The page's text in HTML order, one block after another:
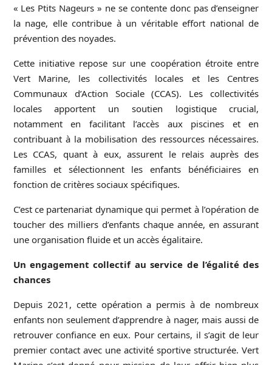
« Les Ptits Nageurs » ne se contente donc pas d’enseigner
la nage, elle contribue à un véritable effort national de
prévention des noyades.
Cette initiative repose sur une coopération étroite entre
Vert Marine, les collectivités locales et les Centres
Communaux d’Action Sociale (CCAS). Les collectivités
locales apportent un soutien logistique crucial,
notamment en facilitant l’accès aux piscines et en
contribuant à la mobilisation des ressources nécessaires.
Les CCAS, quant à eux, assurent le relais auprès des
familles et sélectionnent les enfants bénéficiaires en
fonction de critères sociaux spécifiques.
C’est ce partenariat dynamique qui permet à l’opération de
toucher des milliers d’enfants chaque année, en assurant
une organisation fluide et un accès égalitaire.
Un engagement collectif au service de l’égalité des
chances
Depuis 2021, cette opération a permis à de nombreux
enfants non seulement d’apprendre à nager, mais aussi de
retrouver confiance en eux. Pour certains, il s’agit de leur
premier contact avec une activité sportive structurée. Vert